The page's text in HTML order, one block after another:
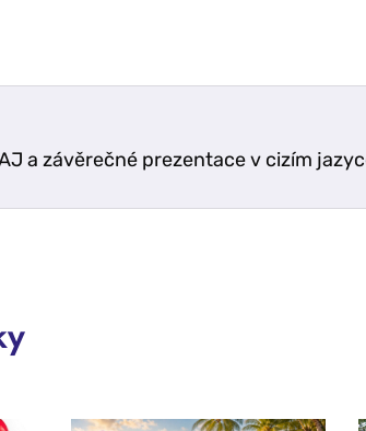
a závěrečné prezentace v cizím